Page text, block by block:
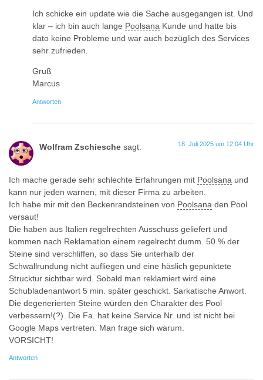
Ich schicke ein update wie die Sache ausgegangen ist. Und
klar – ich bin auch lange Poolsana Kunde und hatte bis
dato keine Probleme und war auch bezüglich des Services
sehr zufrieden.
Gruß
Marcus
Antworten
Wolfram Zschiesche sagt: 18. Juli 2025 um 12:04 Uhr
Ich mache gerade sehr schlechte Erfahrungen mit Poolsana und
kann nur jeden warnen, mit dieser Firma zu arbeiten.
Ich habe mir mit den Beckenrandsteinen von Poolsana den Pool
versaut!
Die haben aus Italien regelrechten Ausschuss geliefert und
kommen nach Reklamation einem regelrecht dumm. 50 % der
Steine sind verschliffen, so dass Sie unterhalb der
Schwallrundung nicht aufliegen und eine häslich gepunktete
Strucktur sichtbar wird. Sobald man reklamiert wird eine
Schubladenantwort 5 min. später geschickt. Sarkatische Anwort.
Die degenerierten Steine würden den Charakter des Pool
verbessern!(?). Die Fa. hat keine Service Nr. und ist nicht bei
Google Maps vertreten. Man frage sich warum.
VORSICHT!
Antworten